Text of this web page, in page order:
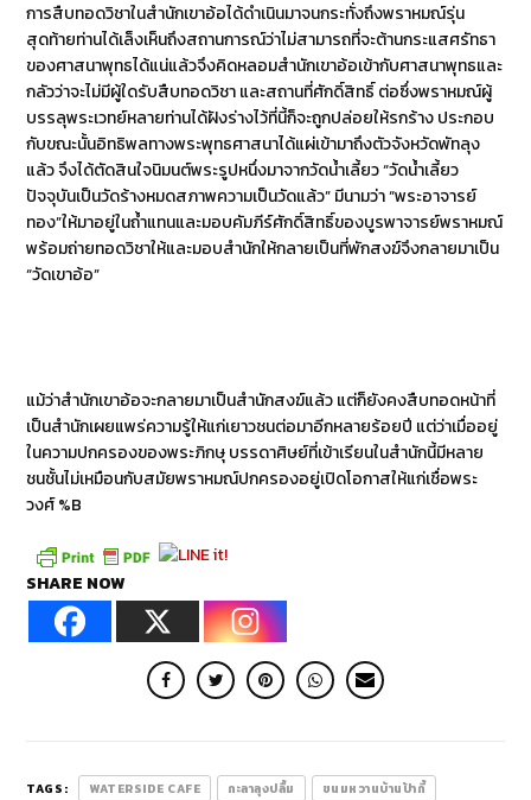
การสืบทอดวิชาในสำนักเขาอ้อได้ดำเนินมาจนกระทั่งถึงพราหมณ์รุ่น
สุดท้ายท่านได้เล็งเห็นถึงสถานการณ์ว่าไม่สามารถที่จะต้านกระแสศรัทธา
ของศาสนาพุทธได้แน่แล้วจึงคิดหลอมสำนักเขาอ้อเข้ากับศาสนาพุทธและ
กลัวว่าจะไม่มีผู้ใดรับสืบทอดวิชา และสถานที่ศักดิ์สิทธิ์ ต่อซึ่งพราหมณ์ผู้
บรรลุพระเวทย์หลายท่านได้ฝังร่างไว้ที่นี้ก็จะถูกปล่อยให้รกร้าง ประกอบ
กับขณะนั้นอิทธิพลทางพระพุทธศาสนาได้แผ่เข้ามาถึงตัวจังหวัดพัทลุง
แล้ว จึงได้ตัดสินใจนิมนต์พระรูปหนึ่งมาจากวัดน้ำเลี้ยว“วัดน้ำเลี้ยว
ปัจจุบันเป็นวัดร้างหมดสภาพความเป็นวัดแล้ว”มีนามว่า“พระอาจารย์
ทอง”ให้มาอยู่ในถ้ำแทนและมอบคัมภีร์ศักดิ์สิทธิ์ของบูรพาจารย์พราหมณ์
พร้อมถ่ายทอดวิชาให้และมอบสำนักให้กลายเป็นที่พักสงฆ์จึงกลายมาเป็น
“วัดเขาอ้อ”
แม้ว่าสำนักเขาอ้อจะกลายมาเป็นสำนักสงฆ์แล้วแต่ก็ยังคงสืบทอดหน้าที่
เป็นสำนักเผยแพร่ความรู้ให้แก่เยาวชนต่อมาอีกหลายร้อยปี แต่ว่าเมื่ออยู่
ในความปกครองของพระภิกษุ บรรดาศิษย์ที่เข้าเรียนในสำนักนี้มีหลาย
ชนชั้นไม่เหมือนกับสมัยพราหมณ์ปกครองอยู่เปิดโอกาสให้แก่เชื่อพระ
วงศ์ %B
SHARE NOW
TAGS: WATERSIDE CAFE กะลาลุงปลื้ม
ขนมหวานบ้านป้ากี้